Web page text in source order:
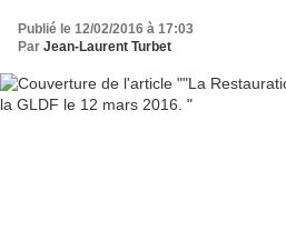
Publié le 12/02/2016 à 17:03
Par Jean-Laurent Turbet